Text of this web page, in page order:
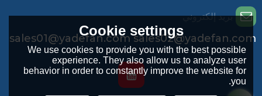
بريد إلكتروني
sales01@yadefan.com sales02@yadefan.com
Cookie settings
We use cookies to provide you with the best possible
experience. They also allow us to analyze user
behavior in order to constantly improve the website for
you.